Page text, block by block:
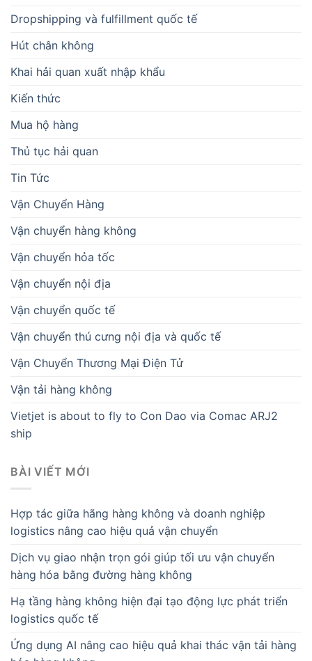
Dropshipping và fulfillment quốc tế
Hút chân không
Khai hải quan xuất nhập khẩu
Kiến thức
Mua hộ hàng
Thủ tục hải quan
Tin Tức
Vận Chuyển Hàng
Vận chuyển hàng không
Vận chuyển hỏa tốc
Vận chuyển nội địa
Vận chuyển quốc tế
Vận chuyển thú cưng nội địa và quốc tế
Vận Chuyển Thương Mại Điện Tử
Vận tải hàng không
Vietjet is about to fly to Con Dao via Comac ARJ2
ship
BÀI VIẾT MỚI
Hợp tác giữa hãng hàng không và doanh nghiệp
logistics nâng cao hiệu quả vận chuyển
Dịch vụ giao nhận trọn gói giúp tối ưu vận chuyển
hàng hóa bằng đường hàng không
Hạ tầng hàng không hiện đại tạo động lực phát triển
logistics quốc tế
Ứng dụng AI nâng cao hiệu quả khai thác vận tải hàng